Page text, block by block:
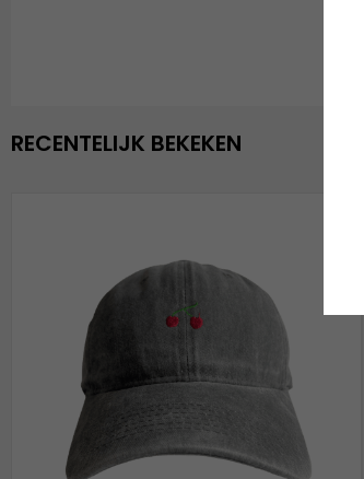
RECENTELIJK BEKEKEN